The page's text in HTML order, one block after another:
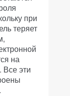
при
теряет
на
Все эти